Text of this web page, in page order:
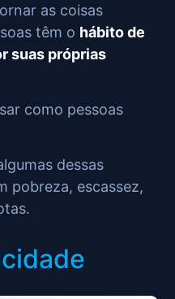
as coisas
têm o hábito de
suas próprias
como pessoas
dessas
pobreza, escassez,